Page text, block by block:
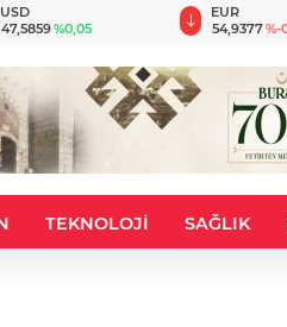
USD
47,5859%0,05
EUR
54,9377%-
TEKNOLOJİ SAĞLIK